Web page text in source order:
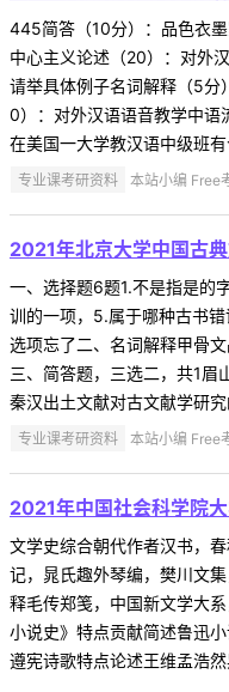
445简答（10分）：品色衣
中心主义论述（20）：对外
请举具体例子名词解释（5分
0）：对外汉语语音教学中语
在美国一大学教汉语中级班
专业课考研资料 本站小编
2021年北京大学中国古
一、选择题6题1.不是指是的
训的一项，5.属于哪种古书
选项忘了二、名词解释甲骨
三、简答题，三选二，共1眉
秦汉出土文献对古文献学研
专业课考研资料 本站小编
2021年中国社会科学院
文学史综合朝代作者汉书，
记，晁氏趣外琴编，樊川文
释毛传郑笺，中国新文学大
小说史》特点贡献简述鲁迅
遵宪诗歌特点论述王维孟浩